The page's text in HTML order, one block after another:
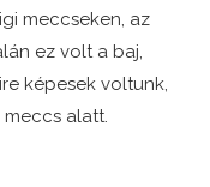
meccseken, az
ez volt a baj,
képesek voltunk,
alatt.